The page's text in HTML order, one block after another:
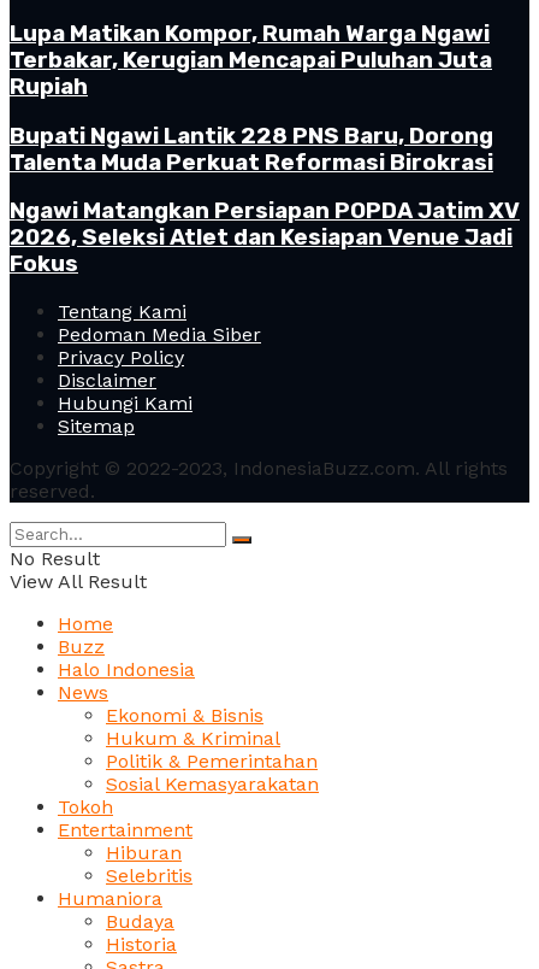
Lupa Matikan Kompor, Rumah Warga Ngawi
Terbakar, Kerugian Mencapai Puluhan Juta
Rupiah
Bupati Ngawi Lantik 228 PNS Baru, Dorong
Talenta Muda Perkuat Reformasi Birokrasi
Ngawi Matangkan Persiapan POPDA Jatim XV
2026, Seleksi Atlet dan Kesiapan Venue Jadi
Fokus
Tentang Kami
Pedoman Media Siber
Privacy Policy
Disclaimer
Hubungi Kami
Sitemap
Copyright © 2022-2023, IndonesiaBuzz.com. All rights
reserved.
No Result
View All Result
Home
Buzz
Halo Indonesia
News
Ekonomi & Bisnis
Hukum & Kriminal
Politik & Pemerintahan
Sosial Kemasyarakatan
Tokoh
Entertainment
Hiburan
Selebritis
Humaniora
Budaya
Historia